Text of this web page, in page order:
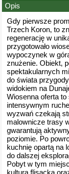
Opis
Gdy pierwsze
Trzech Koron, to
regenerację w
przygotowało
wypoczynek w
znużenie. Obiekt,
spektakularnych
do świata
widokiem na
Wiosenna oferta
intensywnym
wyzwań czekają
malownicze trasy
gwarantują
poziomie. Po
kuchnię opartą na
do dalszej
Pobyt w tym
kulturą flisacką